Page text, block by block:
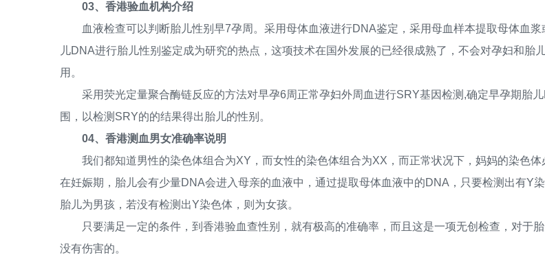
03、香港验血机构介绍
血液检查可以判断胎儿性别早7孕周。采用母体血液进行DNA鉴定，采用母血样本提取母体血浆
儿DNA进行胎儿性别鉴定成为研究的热点，这项技术在国外发展的已经很成熟了，不会对孕妇和胎
用。
采用荧光定量聚合酶链反应的方法对早孕6周正常孕妇外周血进行SRY基因检测,确定早孕期胎
围，以检测SRY的的结果得出胎儿的性别。
04、香港测血男女准确率说明
我们都知道男性的染色体组合为XY，而女性的染色体组合为XX，而正常状况下，妈妈的染色体
在妊娠期，胎儿会有少量DNA会进入母亲的血液中，通过提取母体血液中的DNA，只要检测出有Y
胎儿为男孩，若没有检测出Y染色体，则为女孩。
只要满足一定的条件，到香港验血查性别，就有极高的准确率，而且这是一项无创检查，对于
没有伤害的。